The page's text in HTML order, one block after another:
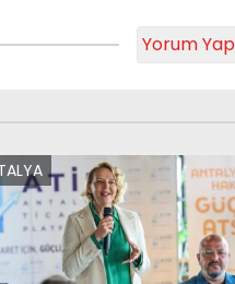
Yorum Yap